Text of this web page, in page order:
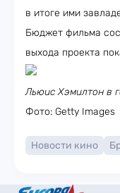
в итоге ими
Бюджет фильма
выхода проекта
Льюис Хэмилтон в
Фото: Getty Images
Новости кино